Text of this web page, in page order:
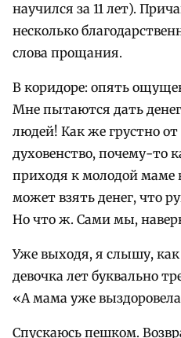
научился за 11 лет).
несколько
слова прощания.
В коридоре: опять
Мне пытаются дать
людей! Как же грустно
духовенство, почему-то
приходя к молодой маме
может взять денег, что
Но что ж. Сами мы,
Уже выходя, я слышу,
девочка лет буквально
«А мама уже
Спускаюсь пешком.